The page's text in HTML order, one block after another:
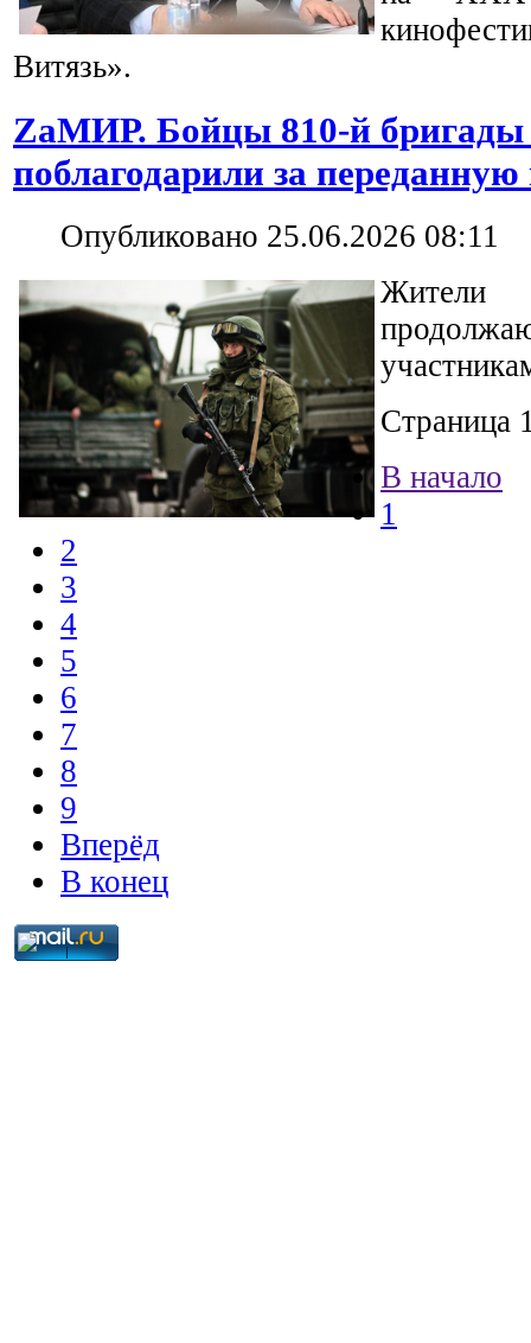
Витязь».
ZaМИР. Бойцы 810-й бригады
поблагодарили за
Опубликовано 25.06.2026 08:11
Страница
В начало
1
2
3
4
5
6
7
8
9
Вперёд
В конец